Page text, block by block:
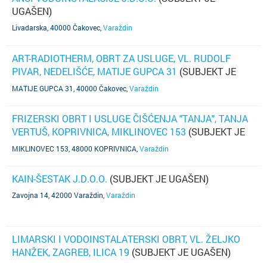
UGAŠEN)
Livadarska, 40000 Čakovec Varaždin
ART-RADIOTHERM, OBRT ZA USLUGE, VL. RUDOLF
PIVAR, NEDELIŠĆE, MATIJE GUPCA 31 (SUBJEKT JE
UGAŠEN)
MATIJE GUPCA 31, 40000 Čakovec Varaždin
FRIZERSKI OBRT I USLUGE ČIŠĆENJA "TANJA", TANJA
VERTUŠ, KOPRIVNICA, MIKLINOVEC 153 (SUBJEKT JE
UGAŠEN)
MIKLINOVEC 153, 48000 KOPRIVNICA Varaždin
KAIN-ŠESTAK J.D.O.O. (SUBJEKT JE UGAŠEN)
Zavojna 14, 42000 Varaždin Varaždin
LIMARSKI I VODOINSTALATERSKI OBRT, VL. ŽELJKO
HANŽEK, ZAGREB, ILICA 19 (SUBJEKT JE UGAŠEN)